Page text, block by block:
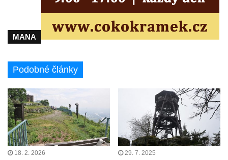
MANA
Podobné články
18. 2. 2026 29. 7. 2025